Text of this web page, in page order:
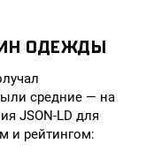
ОДЕЖДЫ
средние — на
JSON-LD для
и рейтингом: